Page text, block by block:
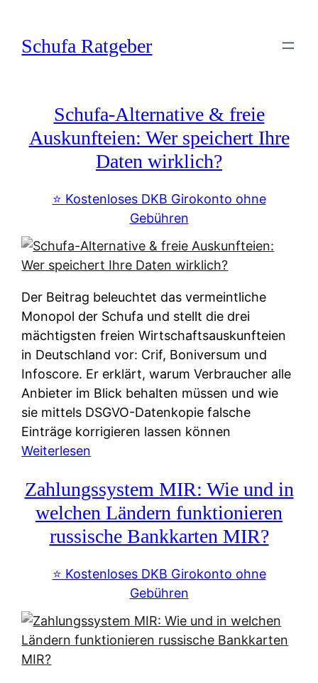
springen
Schufa Ratgeber
Schufa-Alternative & freie
Auskunfteien: Wer speichert Ihre
Daten wirklich?
⭐️ Kostenloses DKB Girokonto ohne
Gebühren
Der Beitrag beleuchtet das vermeintliche
Monopol der Schufa und stellt die drei
mächtigsten freien Wirtschaftsauskunfteien
in Deutschland vor: Crif, Boniversum und
Infoscore. Er erklärt, warum Verbraucher alle
Anbieter im Blick behalten müssen und wie
sie mittels DSGVO-Datenkopie falsche
Einträge korrigieren lassen können
Weiterlesen
c
h
u
f
-
l
t
Zahlungssystem MIR: Wie und in
welchen Ländern funktionieren
russische Bankkarten MIR?
⭐️ Kostenloses DKB Girokonto ohne
Gebühren